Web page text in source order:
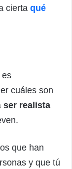
cierta qué
es
cuáles son
ser realista
que han
y que tú